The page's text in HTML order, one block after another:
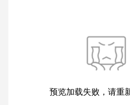
预览加载失败，请重